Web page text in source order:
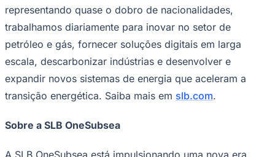
representando quase o dobro de nacionalidades,
trabalhamos diariamente para inovar no setor de
petróleo e gás, fornecer soluções digitais em larga
escala, descarbonizar indústrias e desenvolver e
expandir novos sistemas de energia que aceleram a
transição energética. Saiba mais em slb.com.
Sobre a SLB OneSubsea